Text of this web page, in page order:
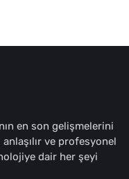
en son gelişmelerini
ve profesyonel
dair her şeyi